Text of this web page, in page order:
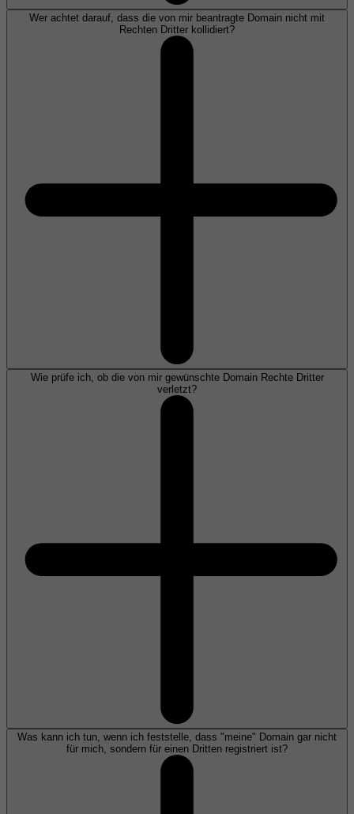
Wer achtet darauf, dass die von mir beantragte Domain nicht mit
Rechten Dritter kollidiert?
Wie prüfe ich, ob die von mir gewünschte Domain Rechte Dritter
verletzt?
Was kann ich tun, wenn ich feststelle, dass "meine" Domain gar nicht
für mich, sondern für einen Dritten registriert ist?